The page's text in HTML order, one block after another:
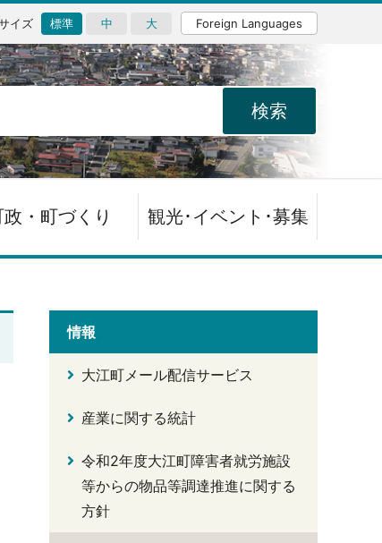
イズ 標準 中 大 Foreign Languages
政・町づくり 観光･イベント･募集
情報
大江町メール配信サービス
産業に関する統計
令和2年度大江町障害者就労施設
等からの物品等調達推進に関する
方針